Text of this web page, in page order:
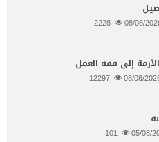
08/08/
إلى فقه العمل
08/08/
05/08/